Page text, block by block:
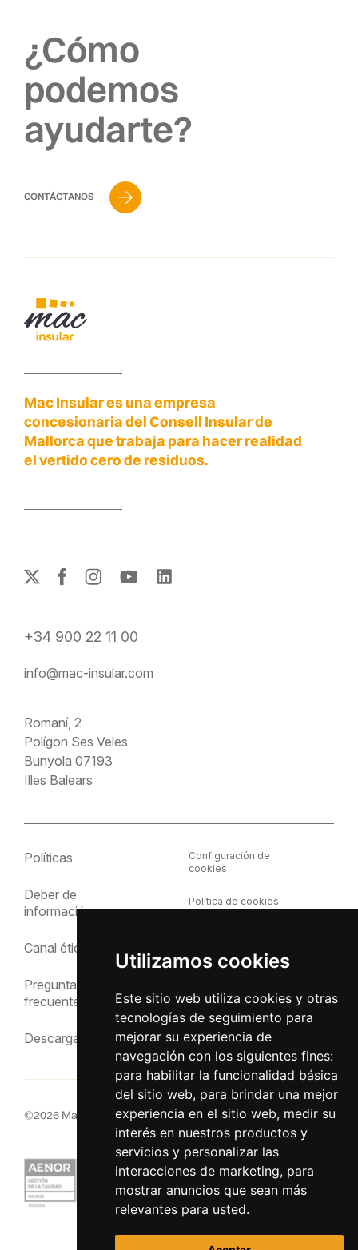
Utilizamos cookies
Este sitio web utiliza cookies y otras
tecnologías de seguimiento para
mejorar su experiencia de
navegación con los siguientes fines:
para habilitar la funcionalidad básica
del sitio web, para brindar una mejor
experiencia en el sitio web, medir su
interés en nuestros productos y
servicios y personalizar las
interacciones de marketing, para
mostrar anuncios que sean más
relevantes para usted.
¿Cómo
podemos
ayudarte?
CONTÁCTANOS
Mac Insular es una empresa
concesionaria del Consell Insular de
Mallorca que trabaja para hacer realidad
el vertido cero de residuos.
+34 900 22 11 00
info@mac-insular.com
Romaní, 2
Polígon Ses Veles
Bunyola 07193
Illes Balears
Políticas
Deber de
información
Canal ético
Preguntas
frecuentes
Descargas
Configuración de
cookies
Política de cookies
Aviso Legal
©2026 MacInsular.Derechos reservados.